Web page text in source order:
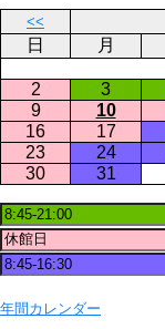
<<
日 月
2
3
9
10
16
17
23
24
30
31
年間カレンダー